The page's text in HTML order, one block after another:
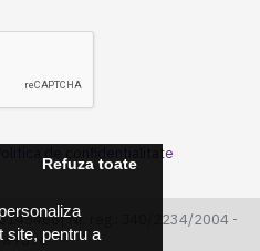
site, pentru a
Refuza toate
Politica de confidentialitate
Nr. reg.: J40/2234/2004 -